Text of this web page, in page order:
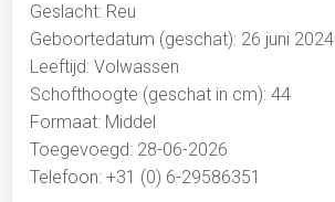
Geslacht: Reu
Geboortedatum (geschat): 26 juni 2024
Leeftijd: Volwassen
Schofthoogte (geschat in cm): 44
Formaat: Middel
Toegevoegd: 28-06-2026
Telefoon: +31 (0) 6-29586351